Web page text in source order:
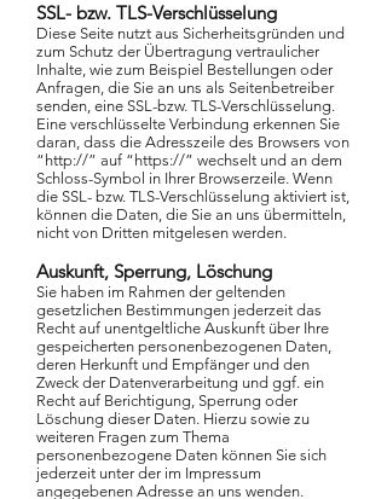
SSL- bzw. TLS-Verschlüsselung
Diese Seite nutzt aus Sicherheitsgründen und
zum Schutz der Übertragung vertraulicher
Inhalte, wie zum Beispiel Bestellungen oder
Anfragen, die Sie an uns als Seitenbetreiber
senden, eine SSL-bzw. TLS-Verschlüsselung.
Eine verschlüsselte Verbindung erkennen Sie
daran, dass die Adresszeile des Browsers von
“http://” auf “https://” wechselt und an dem
Schloss-Symbol in Ihrer Browserzeile. Wenn
die SSL- bzw. TLS-Verschlüsselung aktiviert ist,
können die Daten, die Sie an uns übermitteln,
nicht von Dritten mitgelesen werden.
Auskunft, Sperrung, Löschung
Sie haben im Rahmen der geltenden
gesetzlichen Bestimmungen jederzeit das
Recht auf unentgeltliche Auskunft über Ihre
gespeicherten personenbezogenen Daten,
deren Herkunft und Empfänger und den
Zweck der Datenverarbeitung und ggf. ein
Recht auf Berichtigung, Sperrung oder
Löschung dieser Daten. Hierzu sowie zu
weiteren Fragen zum Thema
personenbezogene Daten können Sie sich
jederzeit unter der im Impressum
angegebenen Adresse an uns wenden.